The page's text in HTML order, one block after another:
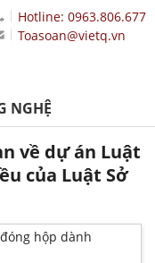
Hotline: 0963.806.677
Toasoan@vietq.vn
NGHỆ
về dự án Luật
của Luật Sở
hộp dành